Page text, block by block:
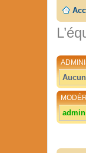
admin